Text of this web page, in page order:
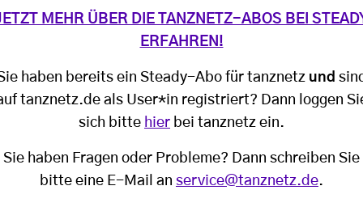
MEHR ÜBER DIE TANZNETZ-ABOS BEI
ERFAHREN!
haben bereits ein Steady-Abo für tanznetz und
tanznetz.de als User*in registriert? Dann loggen
sich bitte hier bei tanznetz ein.
Sie haben Fragen oder Probleme? Dann schreiben Sie
bitte eine E-Mail an service@tanznetz.de.